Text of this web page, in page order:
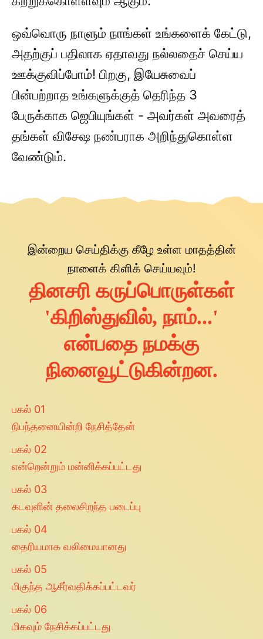
ஒவ்வொரு நாளும் நாங்கள் உங்களைக் கேட்டு,
அதற்குப் பதிலாக ஏதாவது நல்லதைச் செய்ய
ஊக்குவிப்போம்! பிறகு, இயேசுவைப்
பின்பற்றாத உங்களுக்குத் தெரிந்த 3
பேருக்காக ஜெபியுங்கள் - அவர்கள் அவரைத்
தங்கள் விசேஷ நண்பராக அறிந்துகொள்ள
வேண்டும்.
இன்றைய செய்திக்கு கீழே உள்ள மாதத்தின்
நாளைக் கிளிக் செய்யவும்!
தினசரி கருப்பொருள்கள்
'கிறிஸ்துவில், நாம்...'
என்பதை நமக்கு
நினைவூட்டுகின்றன.
பகல் 01
நிபந்தனையின்றி நேசித்தேன்
பகல் 02
என்றென்றும் மன்னிக்கப்பட்டது
பகல் 03
கடவுளின் தலைசிறந்த படைப்பு
பகல் 04
தைரியமாக வலிமையானது
பகல் 05
மிகுந்த ஆசீர்வதிக்கப்பட்டவர்
பகல் 06
மிகவும் நேசிக்கப்பட்டது